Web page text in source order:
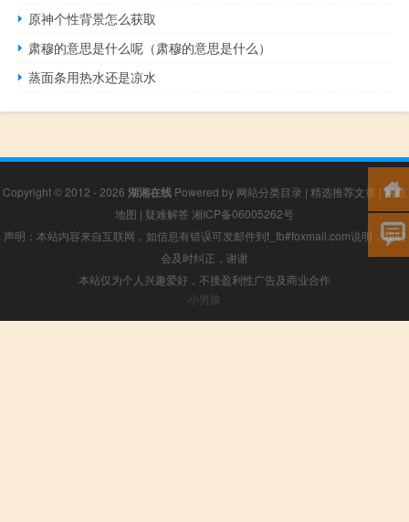
原神个性背景怎么获取
肃穆的意思是什么呢（肃穆的意思是什么）
蒸面条用热水还是凉水
Copyright © 2012 - 2026 湖湘在线 Powered by 网站分类目录 | 精选推荐文章 |网站
地图 | 疑难解答 湘ICP备06005262号
声明：本站内容来自互联网，如信息有错误可发邮件到f_fb#foxmail.com说明，我们
会及时纠正，谢谢
本站仅为个人兴趣爱好，不接盈利性广告及商业合作
小男孩